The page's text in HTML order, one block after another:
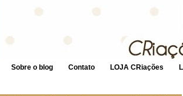
Sobre o blog Contato LOJA CRiações